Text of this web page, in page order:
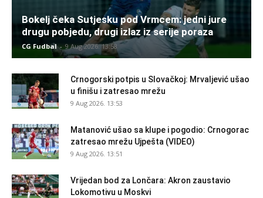
Bokelj čeka Sutjesku pod Vrmcem: jedni jure
drugu pobjedu, drugi izlaz iz serije poraza
CG Fudbal - 9 Aug 2026. 13:58
Crnogorski potpis u Slovačkoj: Mrvaljević ušao
u finišu i zatresao mrežu
9 Aug 2026. 13:53
Matanović ušao sa klupe i pogodio: Crnogorac
zatresao mrežu Ujpešta (VIDEO)
9 Aug 2026. 13:51
Vrijedan bod za Lončara: Akron zaustavio
Lokomotivu u Moskvi